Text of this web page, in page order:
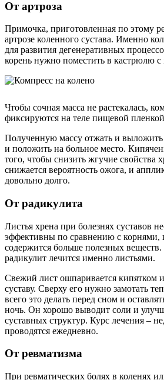
От артроза
Примочка, приготовленная по этому
артрозе коленного сустава. Именно
для развития дегенеративных
корень нужно поместить в кастрюлю с
Чтобы сочная масса не растекалась,
фиксируются на теле пищевой
Полученную массу отжать и выложить
и положить на больное место.
того, чтобы снизить жгучие свойства
снижается вероятность ожога, и
довольно долго.
От радикулита
Листья хрена при болезнях суставов
эффективны по сравнению с корнями,
содержится больше полезных
радикулит лечится именно листьями.
Свежий лист ошпаривается кипятком
суставу. Сверху его нужно замотать
всего это делать перед сном и
ночь. Он хорошо выводит соли и
суставных структур. Курс лечения –
проводятся ежедневно.
От ревматизма
При ревматических болях в коленях